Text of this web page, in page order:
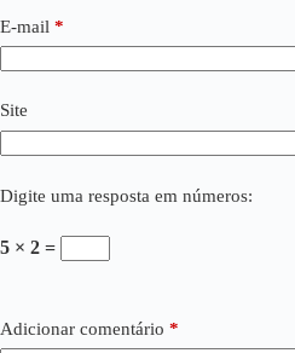
E-mail *
Site
Digite uma resposta em números:
5 × 2 =
Adicionar comentário *